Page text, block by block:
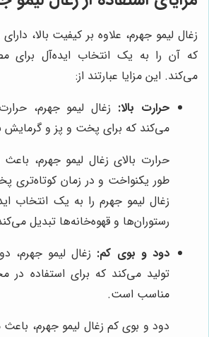
زغال لیمو جهرم، علاوه بر کیفیت بالا،
که آن را به یک انتخاب ایده‌آل برای
می‌کند. این مزایا عبارتند از:
حرارت بالا: زغال لیمو جهرم،
می‌کند که برای پخت و پز و
حرارت بالای زغال لیمو جهرم،
طور یکنواخت و در زمان کوتاه‌تری
زغال لیمو جهرم را به یک انتخاب
رستوران‌ها و قهوه‌خانه‌ها تبدیل
دود و بوی کم: زغال لیمو جهرم،
تولید می‌کند که برای استفاده در
مناسب است.
دود و بوی کم زغال لیمو جهرم،